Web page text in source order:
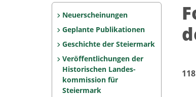
Neuerscheinungen
Geplante Publikationen
Geschichte der Steiermark
Veröffentlichungen der
Historischen Landes­
kommission für
Steiermark
118